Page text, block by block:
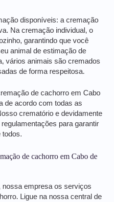
disponíveis: a cremação
Na cremação individual, o
garantindo que você
animal de estimação de
vários animais são cremados
de forma respeitosa.
de cachorro em Cabo
de acordo com todas as
crematório e devidamente
para garantir
todos.
de cachorro em Cabo de
nossa empresa os serviços
Ligue na nossa central de